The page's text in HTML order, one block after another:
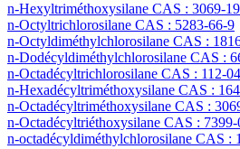
n-Hexyltriméthoxysilane CAS : 3069-
n-Octyltrichlorosilane CAS : 5283-66-9
n-Octyldiméthylchlorosilane CAS :
n-Dodécyldiméthylchlorosilane CAS :
n-Octadécyltrichlorosilane CAS : 112-
n-Hexadécyltriméthoxysilane CAS :
n-Octadécyltriméthoxysilane CAS :
n-Octadécyltriéthoxysilane CAS :
n-octadécyldiméthylchlorosilane CAS :